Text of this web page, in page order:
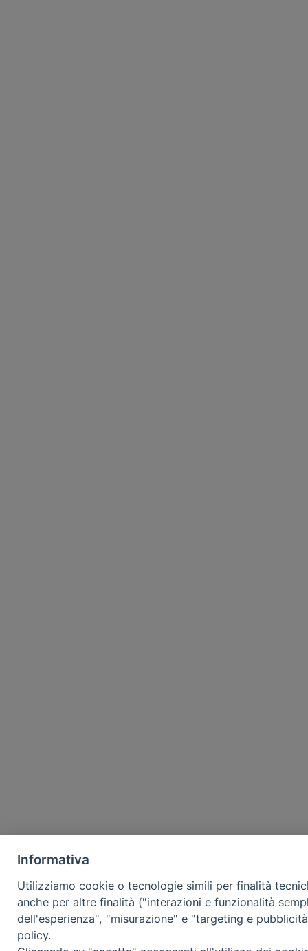
Informativa
Utilizziamo cookie o tecnologie simili per finalità
anche per altre finalità ("interazioni e funzionalità
dell'esperienza", "misurazione" e "targeting e
policy.